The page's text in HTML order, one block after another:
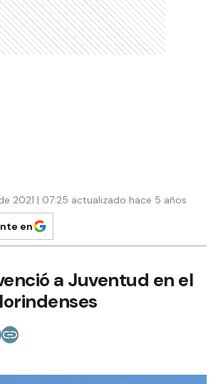
2021 | 07:25 actualizado hace 5 años
en
a Juventud en el